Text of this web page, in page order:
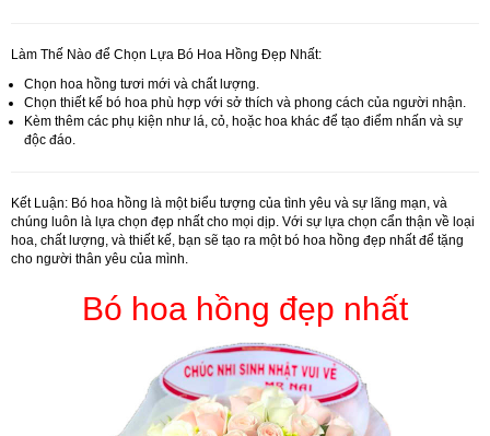
Làm Thế Nào để Chọn Lựa Bó Hoa Hồng Đẹp Nhất:
Chọn hoa hồng tươi mới và chất lượng.
Chọn thiết kế bó hoa phù hợp với sở thích và phong cách của người nhận.
Kèm thêm các phụ kiện như lá, cỏ, hoặc hoa khác để tạo điểm nhấn và sự
độc đáo.
Kết Luận: Bó hoa hồng là một biểu tượng của tình yêu và sự lãng mạn, và
chúng luôn là lựa chọn đẹp nhất cho mọi dịp. Với sự lựa chọn cẩn thận về loại
hoa, chất lượng, và thiết kế, bạn sẽ tạo ra một bó hoa hồng đẹp nhất để tặng
cho người thân yêu của mình.
Bó hoa hồng đẹp nhất